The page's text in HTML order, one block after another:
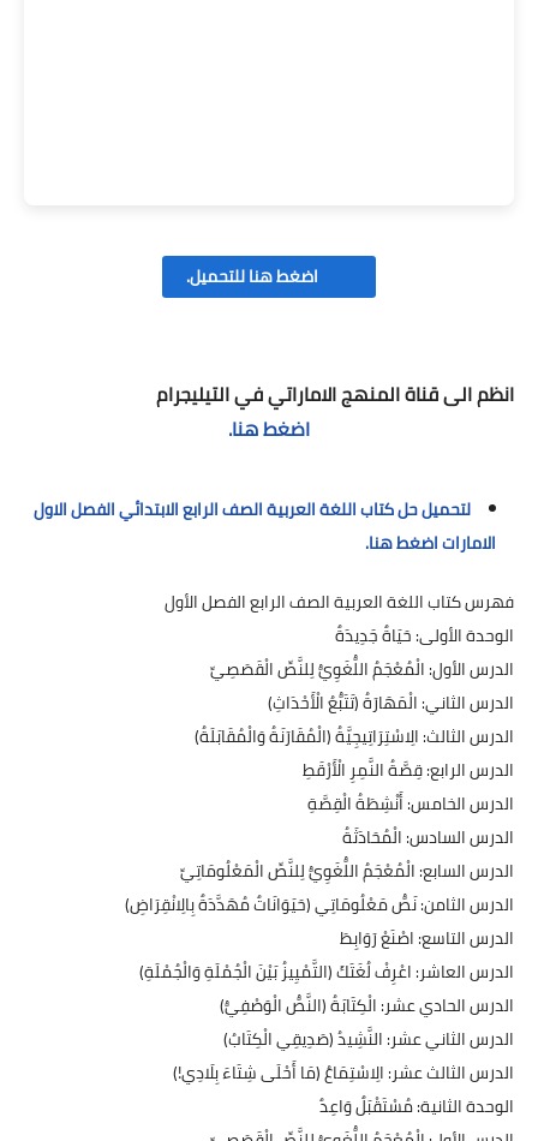
اضغط هنا للتحميل.
انظم الى قناة المنهج الاماراتي في التيليجرام
اضغط هنا.
لتحميل حل كتاب اللغة العربية الصف الرابع الابتدائي الفصل الاول
الامارات اضغط هنا.
فهرس كتاب اللغة العربية الصف الرابع الفصل الأول
​الوحدة الأولى: حَيَاةٌ جَدِيدَةٌ
​الدرس الأول: الْمُعْجَمُ اللُّغَوِيُّ لِلنَّصِّ الْقَصَصِيِّ
​الدرس الثاني: الْمَهَارَةُ (تَتَبُّعُ الْأَحْدَاثِ)
​الدرس الثالث: الِاسْتِرَاتِيجِيَّةُ (الْمُقَارَنَةُ وَالْمُقَابَلَةُ)
​الدرس الرابع: قِصَّةُ النَّمِرِ الْأَرْقَطِ
​الدرس الخامس: أَنْشِطَةُ الْقِصَّةِ
​الدرس السادس: الْمُحَادَثَةُ
​الدرس السابع: الْمُعْجَمُ اللُّغَوِيُّ لِلنَّصِّ الْمَعْلُومَاتِيِّ
​الدرس الثامن: نَصُّ مَعْلُومَاتِي (حَيَوَانَاتٌ مُهَدَّدَةٌ بِالِانْقِرَاضِ)
​الدرس التاسع: اصْنَعْ رَوَابِطَ
​الدرس العاشر: اعْرِفْ لُغَتَكَ (التَّمْيِيزُ بَيْنَ الْجُمْلَةِ وَالْجُمْلَةِ)
​الدرس الحادي عشر: الْكِتَابَةُ (النَّصُّ الْوَصْفِيُّ)
​الدرس الثاني عشر: النَّشِيدُ (صَدِيقِي الْكِتَابُ)
​الدرس الثالث عشر: الِاسْتِمَاعُ (مَا أَحْلَى شِتَاءَ بِلَادِي!)
​الوحدة الثانية: مُسْتَقْبَلٌ وَاعِدٌ